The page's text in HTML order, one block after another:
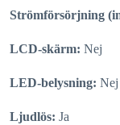
Strömförsörjning
LCD-skärm: Nej
LED-belysning: Nej
Ljudlös: Ja